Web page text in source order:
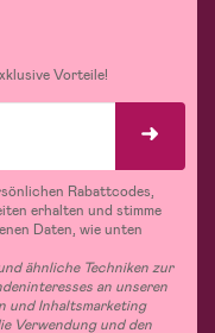
Vorteile!
Rabattcodes,
erhalten und stimme
Daten, wie unten
ähnliche Techniken zur
an unseren
und Inhaltsmarketing
Verwendung und den